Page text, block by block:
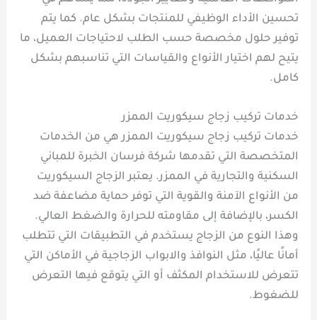
تحسين الأداء الوظيفي للمنتجات بشكل عام. كما يتم
توفير حلول مخصصة حسب الطلب لاحتياجات العميل، ما
يتيح لهم اختيار الأنواع والقياسات التي تناسبهم بشكل
كامل.
خدمات تركيب زجاج سيكوريت الممزر
خدمات تركيب زجاج سيكوريت الممزر هي من الخدمات
المتخصصة التي تقدمها شركة فرسان الخبرة للمباني
السكنية والتجارية في الممزر. يعتبر الزجاج السيكوريت
من الأنواع الآمنة والقوية التي توفر حماية مضاعفة ضد
الكسر، بالإضافة إلى مقاومته للحرارة والضغط العالي.
وهذا النوع من الزجاج يستخدم في التطبيقات التي تتطلب
أمانًا عاليًا، مثل النوافذ والابواب الزجاجية في الأماكن التي
تتعرض للاستخدام المكثف أو التي يتوقع فيها التعرض
للضغوط.